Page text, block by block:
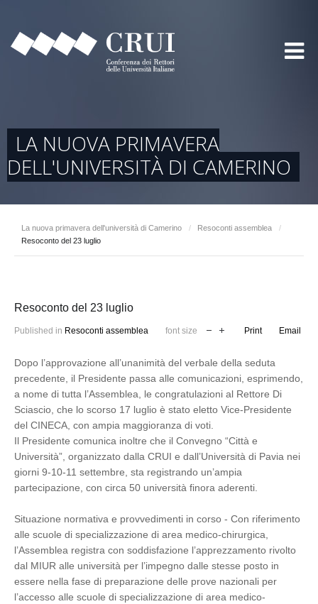
LA NUOVA PRIMAVERA
DELL'UNIVERSITÀ DI CAMERINO
La nuova primavera dell'università di Camerino / Resoconti assemblea
/
Resoconto del 23 luglio
Resoconto del 23 luglio
Published in Resoconti assemblea font size Print Email
Dopo l’approvazione all’unanimità del verbale della seduta
precedente, il Presidente passa alle comunicazioni, esprimendo,
a nome di tutta l’Assemblea, le congratulazioni al Rettore Di
Sciascio, che lo scorso 17 luglio è stato eletto Vice-Presidente
del CINECA, con ampia maggioranza di voti.
Il Presidente comunica inoltre che il Convegno “Città e
Università”, organizzato dalla CRUI e dall’Università di Pavia nei
giorni 9-10-11 settembre, sta registrando un’ampia
partecipazione, con circa 50 università finora aderenti.
Situazione normativa e provvedimenti in corso - Con riferimento
alle scuole di specializzazione di area medico-chirurgica,
l’Assemblea registra con soddisfazione l’apprezzamento rivolto
dal MIUR alle università per l’impegno dalle stesse posto in
essere nella fase di preparazione delle prove nazionali per
l’accesso alle scuole di specializzazione di area medico-